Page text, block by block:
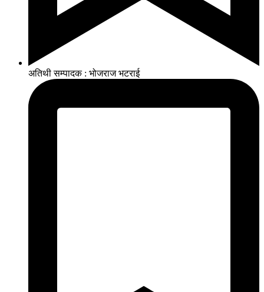
अतिथी सम्पादक : भोजराज भटराई